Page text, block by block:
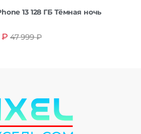
13 128 ГБ Тёмная ночь
₽ 47 999₽